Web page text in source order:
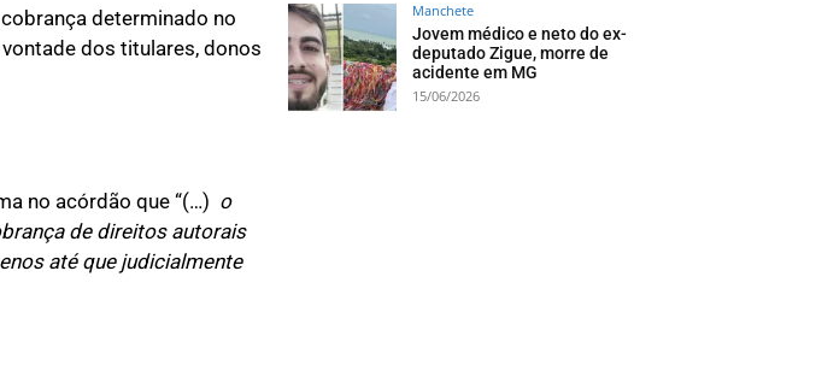
determinado no
dos titulares, donos
no acórdão que “(…) o
de direitos autorais
até que judicialmente
Manchete
Jovem médico e neto do ex-
deputado Zigue, morre de
acidente em MG
15/06/2026